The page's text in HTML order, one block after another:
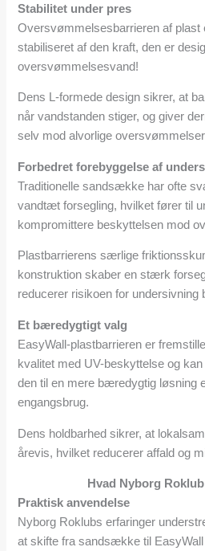
Stabilitet under pres
Oversvømmelsesbarrieren af plast
stabiliseret af den kraft, den er
oversvømmelsesvand!
Dens L-formede design sikrer, at
når vandstanden stiger, og giver
selv mod alvorlige
Forbedret forebyggelse af
Traditionelle sandsække har ofte
vandtæt forsegling, hvilket fører til
kompromittere beskyttelsen mod
Plastbarrierens særlige
konstruktion skaber en stærk
reducerer risikoen for undersivning
Et bæredygtigt valg
EasyWall-plastbarrieren er
kvalitet med UV-beskyttelse og
den til en mere bæredygtig løsning
engangsbrug.
Dens holdbarhed sikrer, at
årevis, hvilket reducerer affald og
Hvad Nyborg
Praktisk anvendelse
Nyborg Roklubs erfaringer
at skifte fra sandsække til EasyWall